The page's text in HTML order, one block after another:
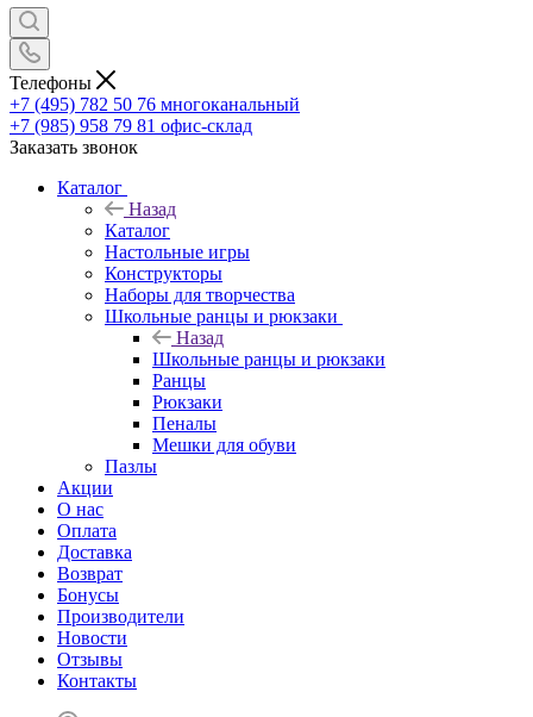
Телефоны
+7 (495) 782 50 76 многоканальный
+7 (985) 958 79 81 офис-склад
Заказать звонок
Каталог
Назад
Каталог
Настольные игры
Конструкторы
Наборы для творчества
Школьные ранцы и рюкзаки
Назад
Школьные ранцы и рюкзаки
Ранцы
Рюкзаки
Пеналы
Мешки для обуви
Пазлы
Акции
О нас
Оплата
Доставка
Возврат
Бонусы
Производители
Новости
Отзывы
Контакты